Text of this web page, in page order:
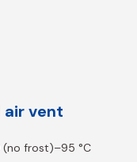
air vent
(no frost)–95 °C